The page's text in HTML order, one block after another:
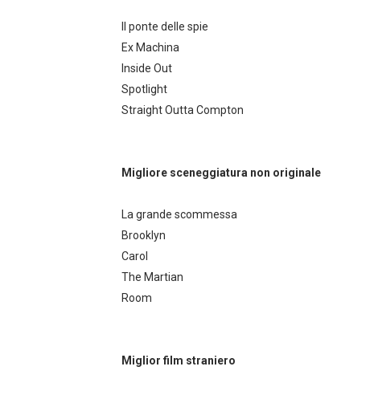
Il ponte delle spie
Ex Machina
Inside Out
Spotlight
Straight Outta Compton
Migliore sceneggiatura non originale
La grande scommessa
Brooklyn
Carol
The Martian
Room
Miglior film straniero